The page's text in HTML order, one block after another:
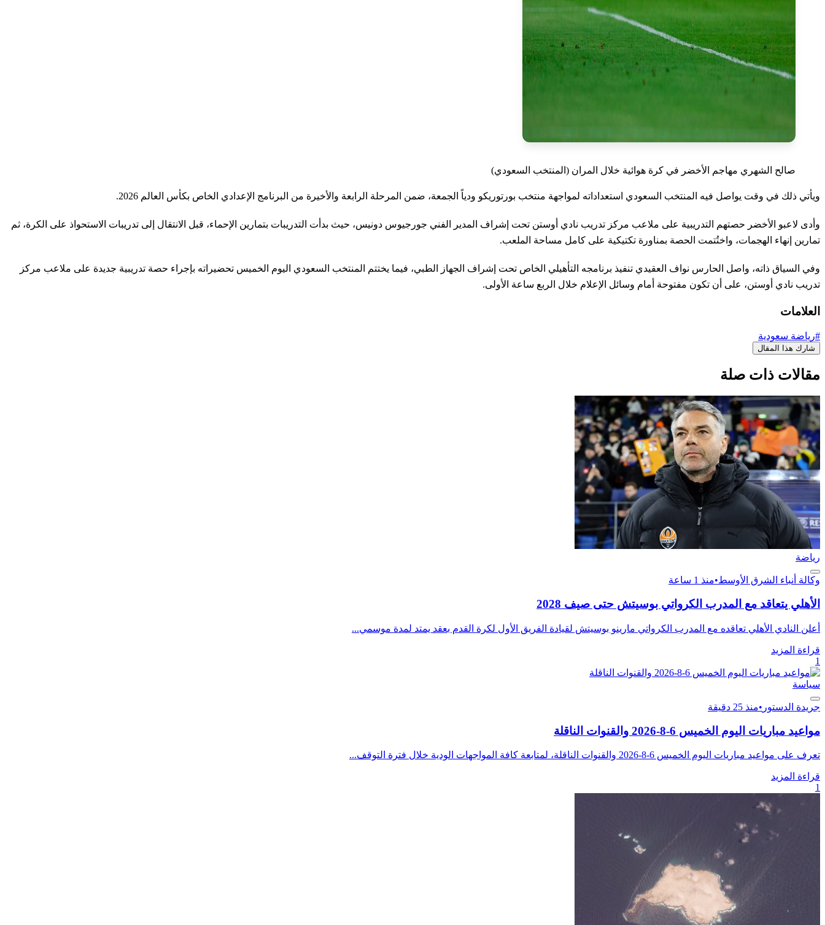
صالح الشهري مهاجم الأخضر في كرة هوائية خلال المران (المنتخب السعودي)
ويأتي ذلك في وقت يواصل فيه المنتخب السعودي استعداداته لمواجهة منتخب بورتوريكو ودياً الجمعة، ضمن المرحلة الرابعة والأخيرة من البرنامج الإعدادي الخاص بكأس العالم 2026.
وأدى لاعبو الأخضر حصتهم التدريبية على ملاعب مركز تدريب نادي أوستن تحت إشراف المدير الفني جورجيوس دونيس، حيث بدأت التدريبات بتمارين الإحماء، قبل الانتقال إلى تدريبات الاستحواذ على الكرة، ثم
تمارين إنهاء الهجمات، واختُتمت الحصة بمناورة تكتيكية على كامل مساحة الملعب.
وفي السياق ذاته، واصل الحارس نواف العقيدي تنفيذ برنامجه التأهيلي الخاص تحت إشراف الجهاز الطبي، فيما يختتم المنتخب السعودي اليوم الخميس تحضيراته بإجراء حصة تدريبية جديدة على ملاعب مركز
تدريب نادي أوستن، على أن تكون مفتوحة أمام وسائل الإعلام خلال الربع ساعة الأولى.
العلامات
#رياضة سعودية
شارك هذا المقال
مقالات ذات صلة
رياضة
وكالة أنباء الشرق الأوسط•منذ 1 ساعة
الأهلي يتعاقد مع المدرب الكرواتي بوسيتش حتى صيف 2028
أعلن النادي الأهلي تعاقده مع المدرب الكرواتي مارينو بوسيتش لقيادة الفريق الأول لكرة القدم بعقد يمتد لمدة موسمي...
قراءة المزيد
1
سياسة
جريدة الدستور •منذ 25 دقيقة
مواعيد مباريات اليوم الخميس 6-8-2026 والقنوات الناقلة
تعرف على مواعيد مباريات اليوم الخميس 6-8-2026 والقنوات الناقلة، لمتابعة كافة المواجهات الودية خلال فترة التوقف...
قراءة المزيد
1